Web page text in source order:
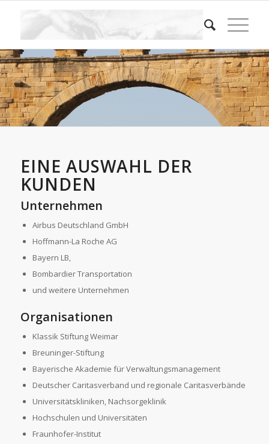
EINE AUSWAHL DER
KUNDEN
Unternehmen
Airbus Deutschland GmbH
Hoffmann-La Roche AG
Bayern LB,
Bombardier Transportation
und weitere Unternehmen
Organisationen
Klassik Stiftung Weimar
Breuninger-Stiftung
Bayerische Akademie für Verwaltungsmanagement
Deutscher Caritasverband und regionale Caritasverbände
Universitätskliniken, Nachsorgeklinik
Hochschulen und Universitäten
Fraunhofer-Institut